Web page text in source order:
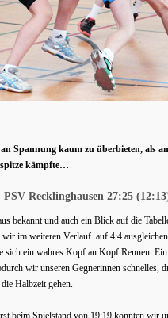
Spannung kaum zu überbieten, als
kämpfte…
Recklinghausen 27:25
bekannt und auch ein Blick auf die
im weiteren Verlauf auf 4:4
ein wahres Kopf an Kopf Rennen.
wir unseren Gegnerinnen schnelles,
Halbzeit gehen.
beim Spielstand von 19:19 konnten wir